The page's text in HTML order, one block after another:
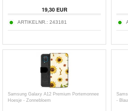
19,30EUR
ARTIKELNR.: 243181
Samsung Galaxy A12 Premium Portemonnee
Hoesje - Zonnebloem
-